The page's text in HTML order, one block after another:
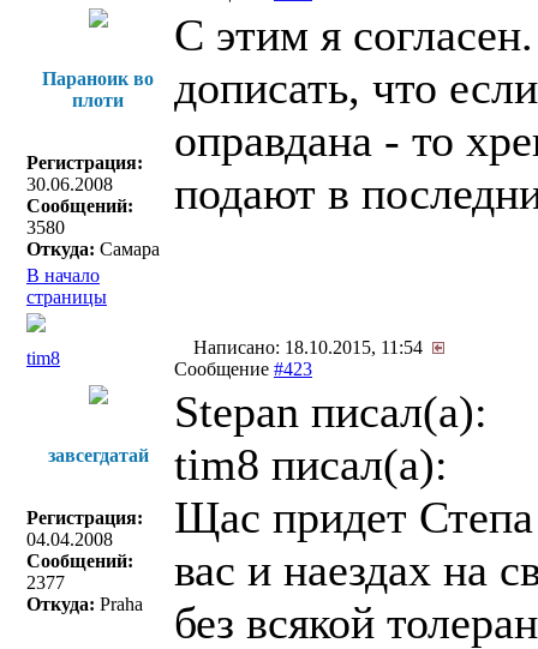
Параноик во
плоти
Регистрация:
30.06.2008
Сообщений:
3580
Откуда: Самара
С этим я
дописать, что
оправдана - то
подают в
В начало
страницы
tim8
Написано: 18.10.2015, 11:54
Сообщение #423
завсегдатай
Регистрация:
04.04.2008
Сообщений:
2377
Откуда: Praha
Stepan писал(a):
tim8 писал(a):
Щас придет Степа
вас и наездах на
без всякой